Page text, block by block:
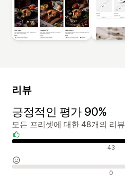
리뷰
긍정적인 평가 90%
모든 프리셋에 대한 48개의 리뷰
긍정적인 리뷰 43
중립적인 리뷰 0